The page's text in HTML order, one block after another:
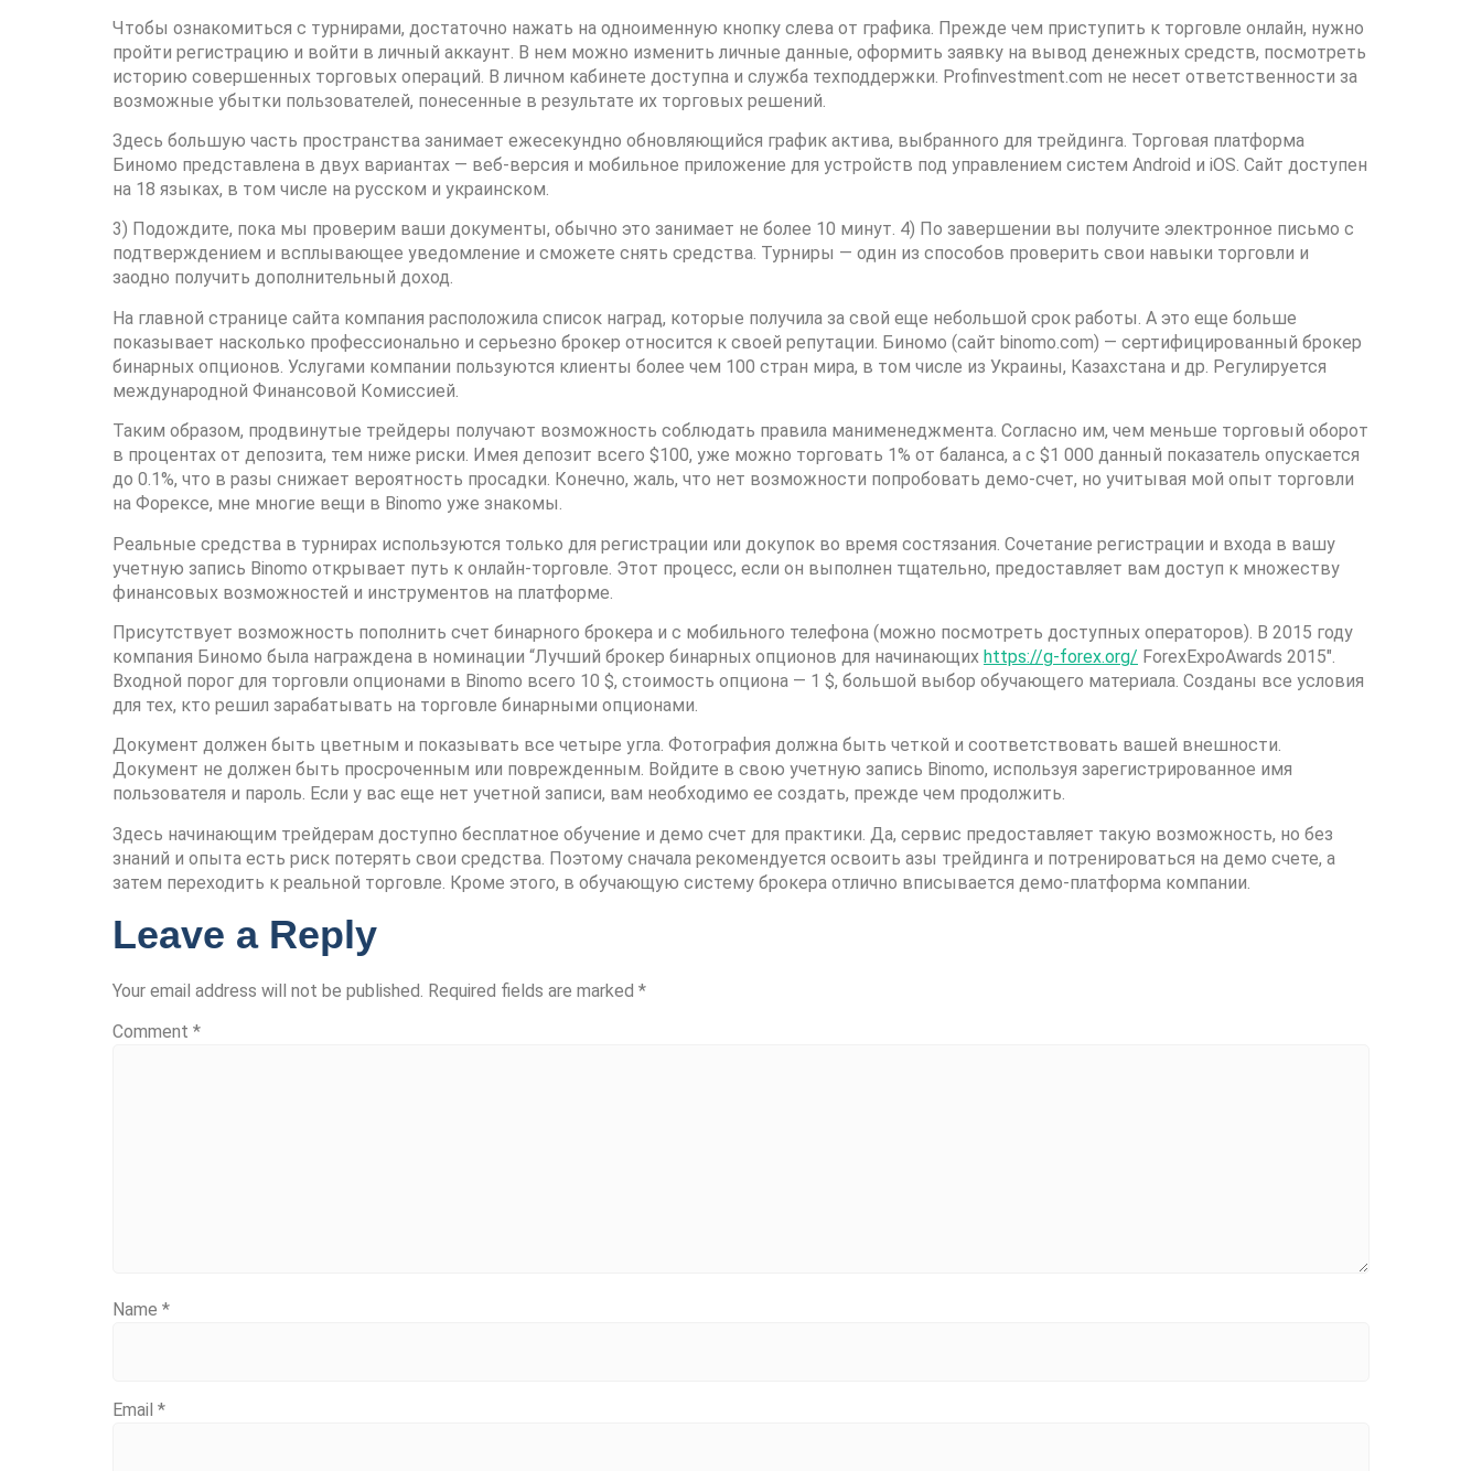
Чтобы ознакомиться с турнирами, достаточно нажать на одноименную кнопку слева от графика. Прежде чем приступить к торговле онлайн, нужно
пройти регистрацию и войти в личный аккаунт. В нем можно изменить личные данные, оформить заявку на вывод денежных средств, посмотреть
историю совершенных торговых операций. В личном кабинете доступна и служба техподдержки. Profinvestment.com не несет ответственности за
возможные убытки пользователей, понесенные в результате их торговых решений.
Здесь большую часть пространства занимает ежесекундно обновляющийся график актива, выбранного для трейдинга. Торговая платформа
Биномо представлена в двух вариантах — веб-версия и мобильное приложение для устройств под управлением систем Android и iOS. Сайт доступен
на 18 языках, в том числе на русском и украинском.
3) Подождите, пока мы проверим ваши документы, обычно это занимает не более 10 минут. 4) По завершении вы получите электронное письмо с
подтверждением и всплывающее уведомление и сможете снять средства. Турниры — один из способов проверить свои навыки торговли и
заодно получить дополнительный доход.
На главной странице сайта компания расположила список наград, которые получила за свой еще небольшой срок работы. А это еще больше
показывает насколько профессионально и серьезно брокер относится к своей репутации. Биномо (сайт binomo.com) — сертифицированный брокер
бинарных опционов. Услугами компании пользуются клиенты более чем 100 стран мира, в том числе из Украины, Казахстана и др. Регулируется
международной Финансовой Комиссией.
Таким образом, продвинутые трейдеры получают возможность соблюдать правила манименеджмента. Согласно им, чем меньше торговый оборот
в процентах от депозита, тем ниже риски. Имея депозит всего $100, уже можно торговать 1% от баланса, а с $1 000 данный показатель опускается
до 0.1%, что в разы снижает вероятность просадки. Конечно, жаль, что нет возможности попробовать демо-счет, но учитывая мой опыт торговли
на Форексе, мне многие вещи в Binomo уже знакомы.
Реальные средства в турнирах используются только для регистрации или докупок во время состязания. Сочетание регистрации и входа в вашу
учетную запись Binomo открывает путь к онлайн-торговле. Этот процесс, если он выполнен тщательно, предоставляет вам доступ к множеству
финансовых возможностей и инструментов на платформе.
Присутствует возможность пополнить счет бинарного брокера и с мобильного телефона (можно посмотреть доступных операторов). В 2015 году
компания Биномо была награждена в номинации “Лучший брокер бинарных опционов для начинающих https://g-forex.org/ ForexExpoAwards 2015″.
Входной порог для торговли опционами в Binomo всего 10 $, стоимость опциона — 1 $, большой выбор обучающего материала. Созданы все условия
для тех, кто решил зарабатывать на торговле бинарными опционами.
Документ должен быть цветным и показывать все четыре угла. Фотография должна быть четкой и соответствовать вашей внешности.
Документ не должен быть просроченным или поврежденным. Войдите в свою учетную запись Binomo, используя зарегистрированное имя
пользователя и пароль. Если у вас еще нет учетной записи, вам необходимо ее создать, прежде чем продолжить.
Здесь начинающим трейдерам доступно бесплатное обучение и демо счет для практики. Да, сервис предоставляет такую возможность, но без
знаний и опыта есть риск потерять свои средства. Поэтому сначала рекомендуется освоить азы трейдинга и потренироваться на демо счете, а
затем переходить к реальной торговле. Кроме этого, в обучающую систему брокера отлично вписывается демо-платформа компании.
Leave a Reply
Your email address will not be published. Required fields are marked *
Comment *
Name *
Email *